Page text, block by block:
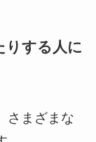
りする人に
さまざまな